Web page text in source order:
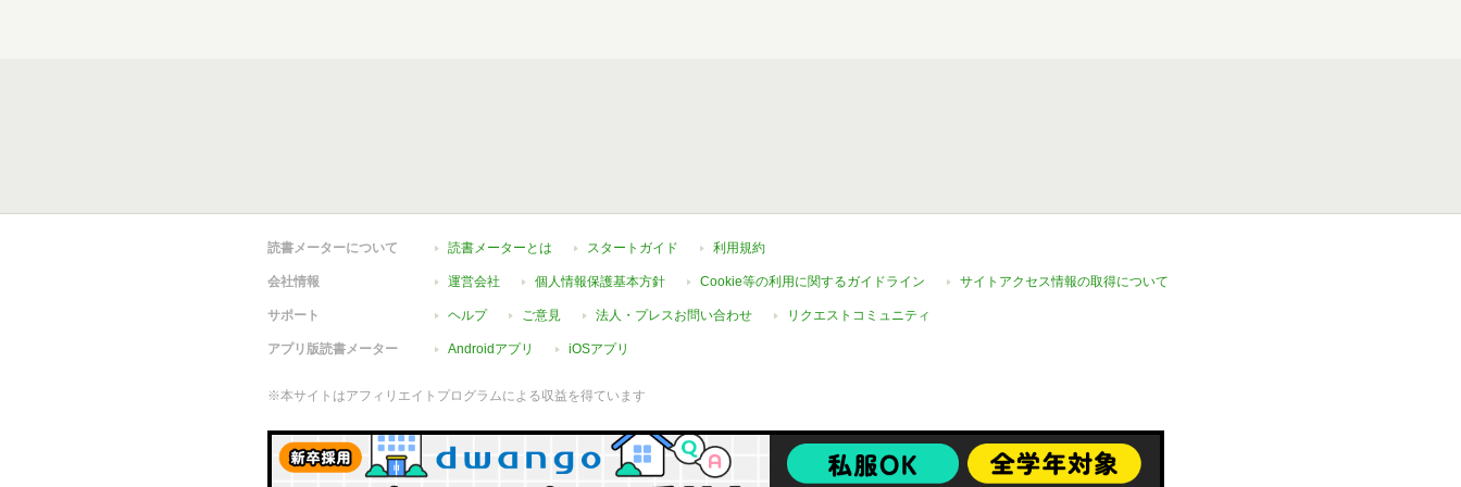
読書メーターについて 読書メーターとは スタートガイド 利用規約
会社情報 運営会社 個人情報保護基本方針 Cookie等の利用に関するガイドライン サイトアクセス情報の取得について
サポート ヘルプ ご意見 法人・プレスお問い合わせ リクエストコミュニティ
アプリ版読書メーター Androidアプリ iOSアプリ
※本サイトはアフィリエイトプログラムによる収益を得ています